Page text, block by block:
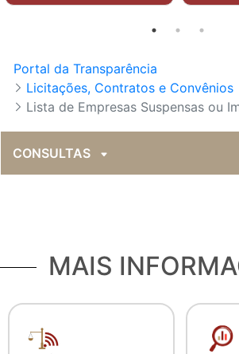
Portal da Transparência
Licitações, Contratos e Convênios
Lista de Empresas Suspensas ou
CONSULTAS
MAIS